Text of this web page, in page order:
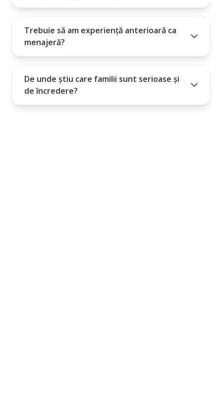
Trebuie să am experiență anterioară ca
menajeră?
De unde știu care familii sunt serioase și
de încredere?